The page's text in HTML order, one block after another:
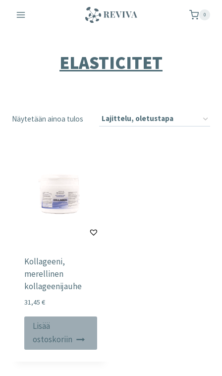
sisältöön
0
ELASTICITET
Näytetään ainoa tulos
Kollageeni,
merellinen
kollageenijauhe
31,45 €
Lisää
ostoskoriin